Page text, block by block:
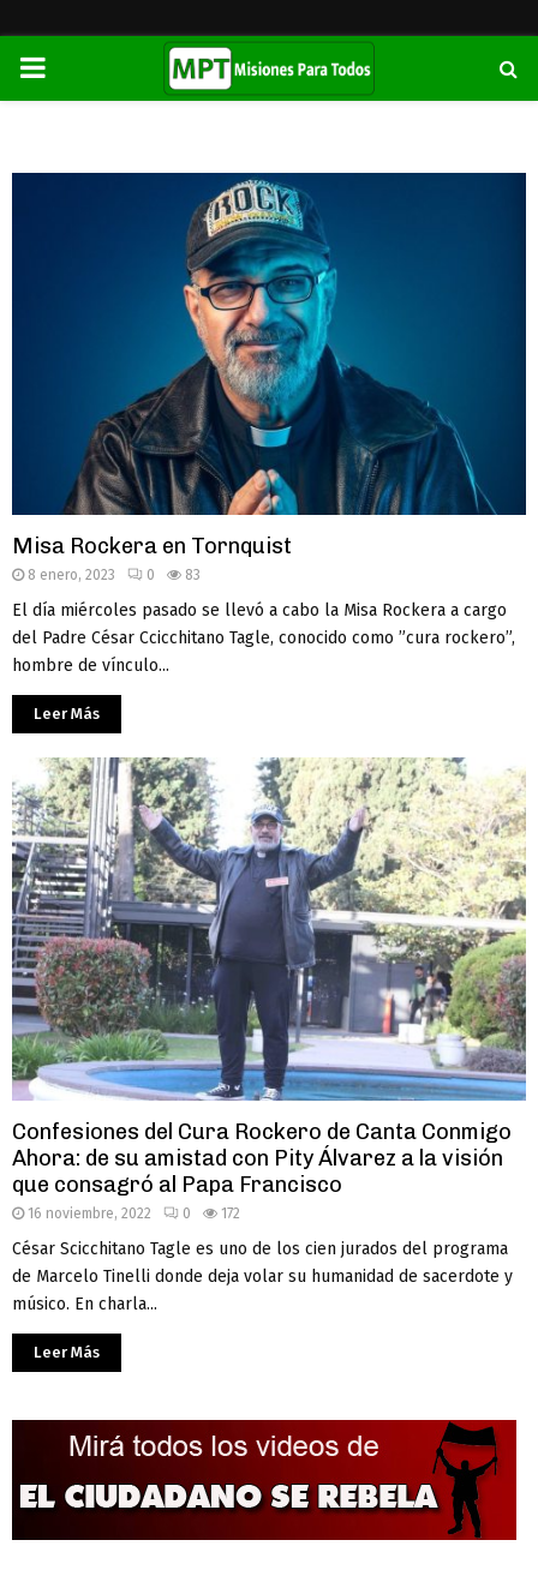
PRIMARY
Misa Rockera en Tornquist
8 enero, 2023 0 83
El día miércoles pasado se llevó a cabo la Misa Rockera a cargo
del Padre César Ccicchitano Tagle, conocido como ”cura rockero”,
hombre de vínculo...
Leer Más
Confesiones del Cura Rockero de Canta Conmigo
Ahora: de su amistad con Pity Álvarez a la visión
que consagró al Papa Francisco
16 noviembre, 2022 0 172
César Scicchitano Tagle es uno de los cien jurados del programa
de Marcelo Tinelli donde deja volar su humanidad de sacerdote y
músico. En charla...
Leer Más